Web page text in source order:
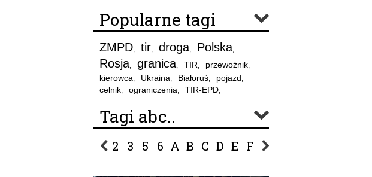
Popularne tagi
ZMPD, tir, droga, Polska,
Rosja, granica, TIR, przewoźnik,
kierowca, Ukraina, Białoruś, pojazd,
celnik, ograniczenia, TIR-EPD,
Tagi abc..
2 3 5 6 A B C D E F G